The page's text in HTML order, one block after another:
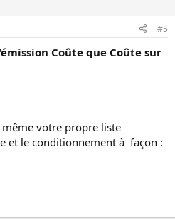
#5
Coûte que Coûte sur
votre propre liste
et le conditionnement à façon :